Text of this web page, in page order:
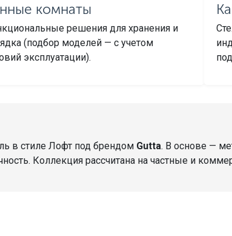
комнаты
решения для хранения и
(подбор моделей — с учетом
эксплуатации).
в стиле Лофт под брендом Gutta. В основе —
Коллекция рассчитана на частные и